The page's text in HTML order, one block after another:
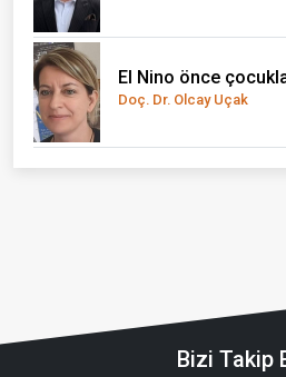
El Nino önce
Doç. Dr. Olcay Uçak
Bizi Takip